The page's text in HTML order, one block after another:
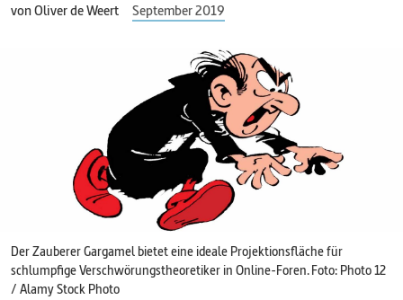
vonOliver de Weert September 2019
Der Zauberer Gargamel bietet eine ideale Projektionsfläche für
schlumpfige Verschwörungstheoretiker in Online-Foren. Foto: Photo 12
/ Alamy Stock Photo